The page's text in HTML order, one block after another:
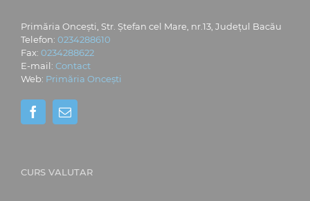
Primăria Oncești, Str. Ștefan cel Mare, nr.13, Județul Bacău
Telefon: 0234288610
Fax: 0234288622
E-mail: Contact
Web: Primăria Oncești
CURS VALUTAR